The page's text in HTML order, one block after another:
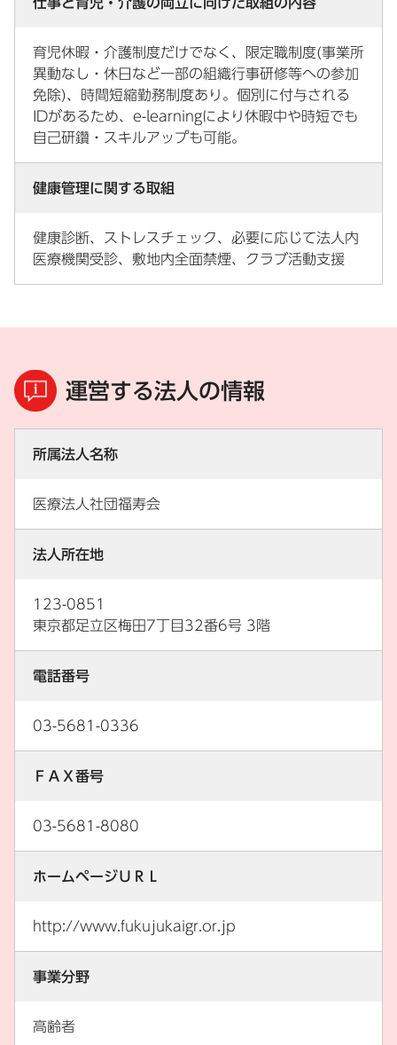
育児休暇・介護制度だけでなく、限定職制度(事業所
異動なし・休日など一部の組織行事研修等への参加
免除)、時間短縮勤務制度あり。個別に付与される
IDがあるため、e-learningにより休暇中や時短でも
自己研鑽・スキルアップも可能。
健康管理に関する取組
健康診断、ストレスチェック、必要に応じて法人内
医療機関受診、敷地内全面禁煙、クラブ活動支援
運営する法人の情報
所属法人名称
医療法人社団福寿会
法人所在地
123-0851
東京都足立区梅田7丁目32番6号 3階
電話番号
03-5681-0336
ＦＡＸ番号
03-5681-8080
ホームページＵＲＬ
http://www.fukujukaigr.or.jp
事業分野
高齢者